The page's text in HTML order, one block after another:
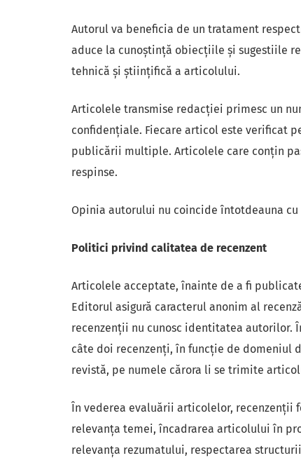
Autorul va beneficia de un tratament
aduce la cunoştinţă obiecţiile şi sugestiile
tehnică şi ştiinţifică a articolului.
Articolele transmise redacției primesc un
confidenţiale. Fiecare articol este verificat
publicării multiple. Articolele care conţin
respinse.
Opinia autorului nu coincide întotdeauna
Politici privind calitatea de recenzent
Articolele acceptate, înainte de a fi
Editorul asigură caracterul anonim al
recenzenții nu cunosc identitatea autorilor.
câte doi recenzenți, în funcție de domeniul
revistă, pe numele cărora li se trimite
În vederea evaluării articolelor, recenzenții
relevanța temei, încadrarea articolului în
relevanța rezumatului, respectarea